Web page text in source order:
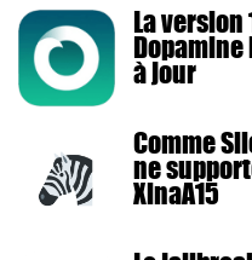
La version
à jour
Comme
ne
XinaA15